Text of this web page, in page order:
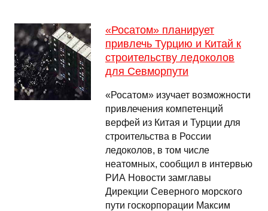
«Росатом» планирует
привлечь Турцию и Китай к
строительству ледоколов
для Севморпути
«Росатом» изучает возможности
привлечения компетенций
верфей из Китая и Турции для
строительства в России
ледоколов, в том числе
неатомных, сообщил в интервью
РИА Новости замглавы
Дирекции Северного морского
пути госкорпорации Максим